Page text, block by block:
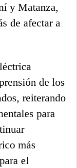
y Matanza,
de afectar a
de los
reiterando
para
más
el